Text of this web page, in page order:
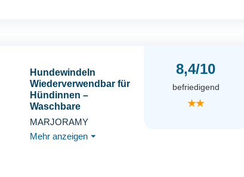
Hundewindeln
Wiederverwendbar für
Hündinnen –
Waschbare
Damenbinden Höschen
Schutzhose &
MARJORAMY
Mehr anzeigen ⏷
8,4/10
befriedigend
★★